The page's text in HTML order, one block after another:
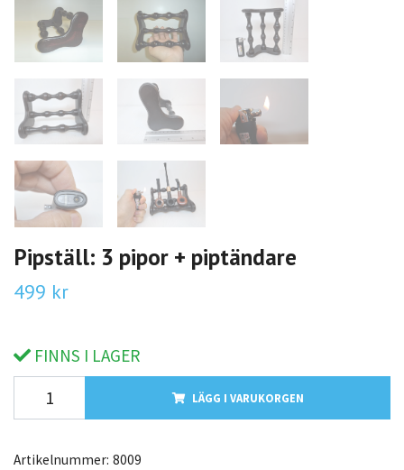
Pipställ: 3 pipor + piptändare
499 kr
FINNS I LAGER
LÄGG I VARUKORGEN
Artikelnummer: 8009